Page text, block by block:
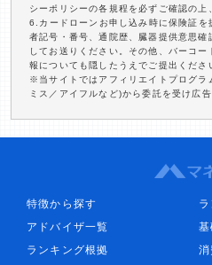
シーポリシーの各規程を必ずご確認の上
6.カードローンお申し込み時に保険証を
者記号・番号、通院歴、臓器提供意思
してお送りください。その他、バーコ
報についても隠したうえでご提出くださ
※当サイトではアフィリエイトプログラ
ミス／アイフルなど)から委託を受け広
特徴から探す
アドバイザ一覧
ランキング根拠